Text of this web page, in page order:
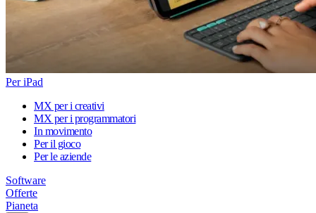
Per iPad
MX per i creativi
MX per i programmatori
In movimento
Per il gioco
Per le aziende
Software
Offerte
Pianeta